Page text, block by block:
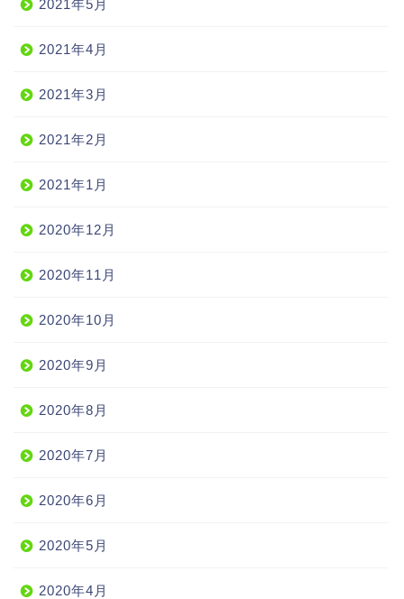
2021年5月
2021年4月
2021年3月
2021年2月
2021年1月
2020年12月
2020年11月
2020年10月
2020年9月
2020年8月
2020年7月
2020年6月
2020年5月
2020年4月